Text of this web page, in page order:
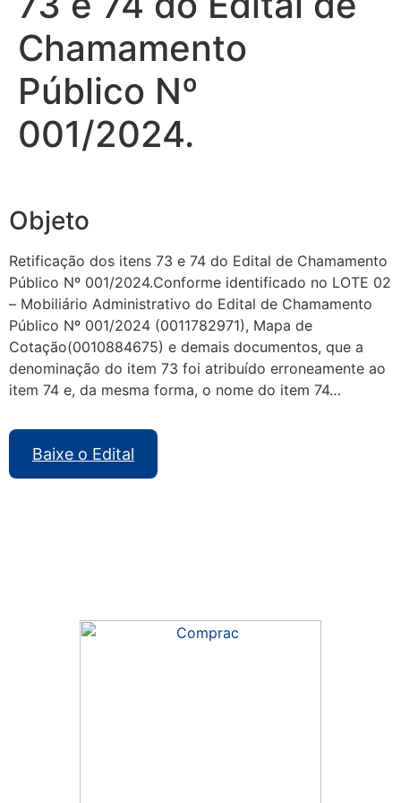
Chamamento
Público Nº
001/2024.
Objeto
Retificação dos itens 73 e 74 do Edital de Chamamento
Público Nº 001/2024.Conforme identificado no LOTE 02
– Mobiliário Administrativo do Edital de Chamamento
Público Nº 001/2024 (0011782971), Mapa de
Cotação(0010884675) e demais documentos, que a
denominação do item 73 foi atribuído erroneamente ao
item 74 e, da mesma forma, o nome do item 74…
Baixe o Edital